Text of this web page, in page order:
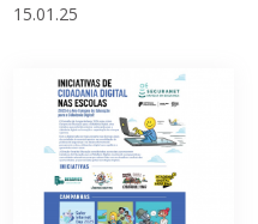
15.01.25